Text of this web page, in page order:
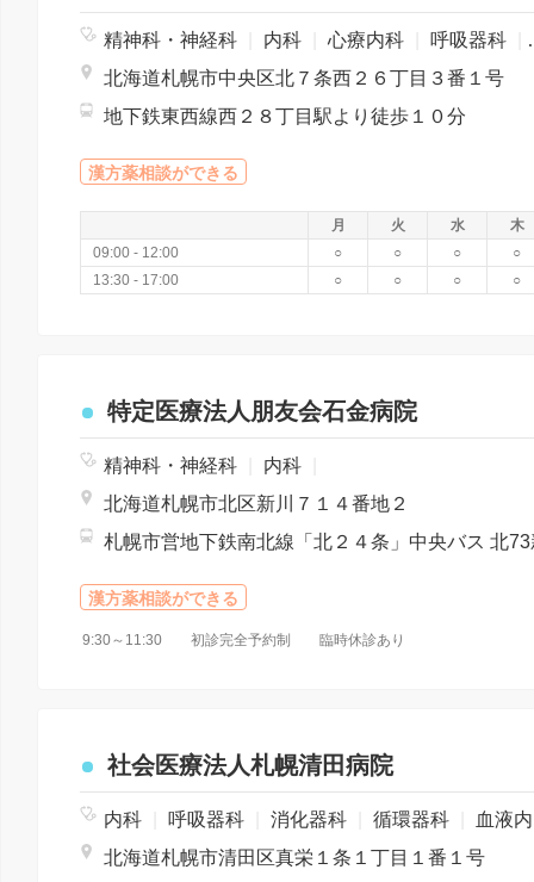
精神科・神経科 内科 心療内科 呼吸器科
北海道札幌市中央区北７条西２６丁目３番１号
地下鉄東西線西２８丁目駅より徒歩１０分
漢方薬相談ができる
月 火 水
木
09:00 - 12:00
○ ○ ○
○
13:30 - 17:00
○ ○ ○ ○
特定医療法人朋友会石金病院
精神科・神経科 内科
北海道札幌市北区新川７１４番地２
漢方薬相談ができる
9:30～11:30 初診完全予約制 臨時休診あり
社会医療法人札幌清田病院
内科 呼吸器科 消化器科 循環器科
血液内科
北海道札幌市清田区真栄１条１丁目１番１号